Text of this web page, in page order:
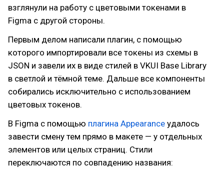
взглянули на работу с цветовыми токенами в
Figma с другой стороны.
Первым делом написали плагин, с помощью
которого импортировали все токены из схемы в
JSON и завели их в виде стилей в VKUI Base Library
в светлой и тёмной теме. Дальше все компоненты
собирались исключительно с использованием
цветовых токенов.
В Figma с помощью плагина Appearance удалось
завести смену тем прямо в макете — у отдельных
элементов или целых страниц. Стили
переключаются по совпадению названия: